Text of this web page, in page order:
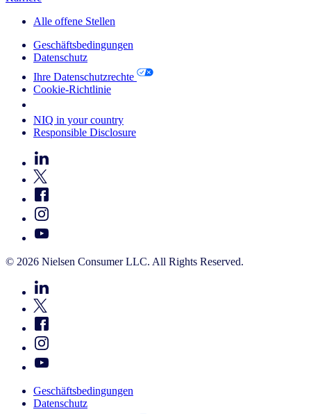
Alle offene Stellen
Geschäftsbedingungen
Datenschutz
Ihre Datenschutzrechte
Cookie-Richtlinie
NIQ in your country
Responsible Disclosure
© 2026 Nielsen Consumer LLC. All Rights Reserved.
Geschäftsbedingungen
Datenschutz